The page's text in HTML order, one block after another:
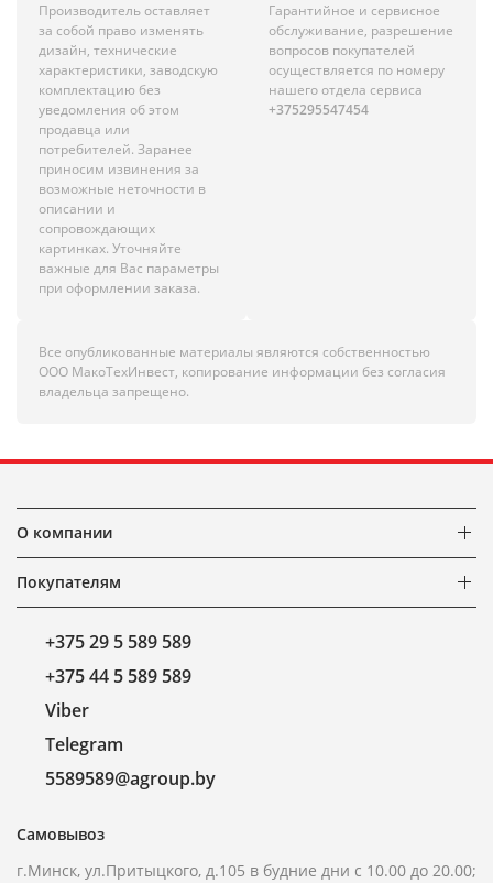
Производитель оставляет
за собой право изменять
дизайн, технические
характеристики, заводскую
комплектацию без
уведомления об этом
продавца или
потребителей. Заранее
приносим извинения за
возможные неточности в
описании и
сопровождающих
картинках. Уточняйте
важные для Вас параметры
при оформлении заказа.
Гарантийное и сервисное
обслуживание, разрешение
вопросов покупателей
осуществляется по номеру
нашего отдела сервиса
+375295547454
Все опубликованные материалы являются собственностью
ООО МакоТехИнвест, копирование информации без согласия
владельца запрещено.
О компании
Покупателям
+375 29 5 589 589
+375 44 5 589 589
Viber
Telegram
5589589@agroup.by
Самовывоз
г.Минск, ул.Притыцкого, д.105 в будние дни с 10.00 до 20.00;